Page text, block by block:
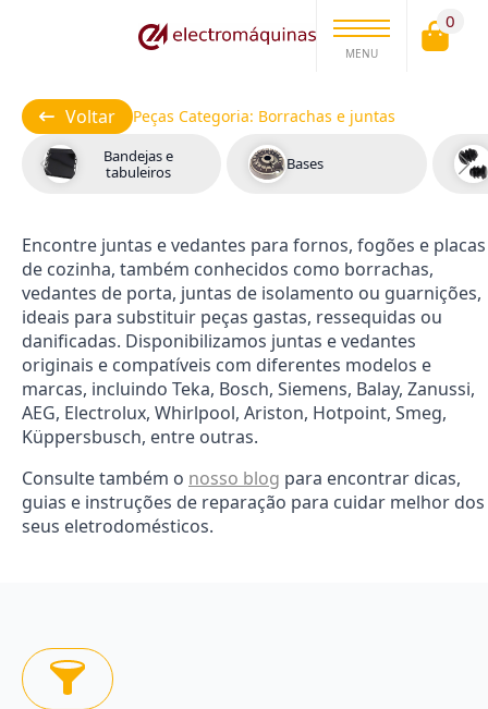
MENU
0
Voltar Peças Categoria: Borrachas e juntas
Bandejas e
tabuleiros
Bases
Encontre juntas e vedantes para fornos, fogões e placas
de cozinha, também conhecidos como borrachas,
vedantes de porta, juntas de isolamento ou guarnições,
ideais para substituir peças gastas, ressequidas ou
danificadas. Disponibilizamos juntas e vedantes
originais e compatíveis com diferentes modelos e
marcas, incluindo Teka, Bosch, Siemens, Balay, Zanussi,
AEG, Electrolux, Whirlpool, Ariston, Hotpoint, Smeg,
Küppersbusch, entre outras.
Consulte também o nosso blog para encontrar dicas,
guias e instruções de reparação para cuidar melhor dos
seus eletrodomésticos.